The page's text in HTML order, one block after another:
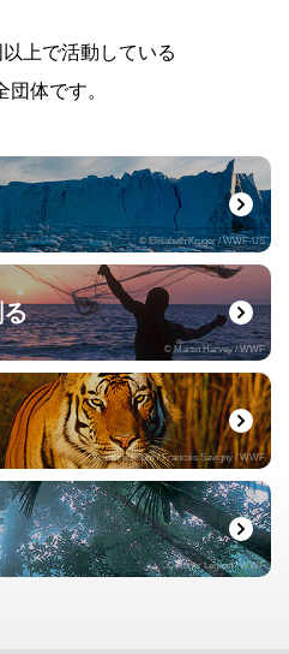
上で活動している
団体です。
© Elisabeth Kruger / WWF-US
© Martin Harvey / WWF
© naturepl.com / Francois Savigny / WWF
© Roger Leguen / WWF